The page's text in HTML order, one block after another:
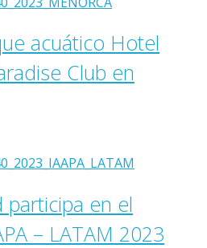
acuático Hotel
Club en
participa en el
– LATAM 2023